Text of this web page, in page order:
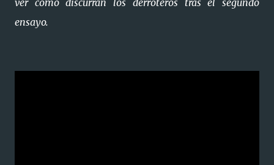
ver como discurran los derroteros tras el segundo
ensayo.